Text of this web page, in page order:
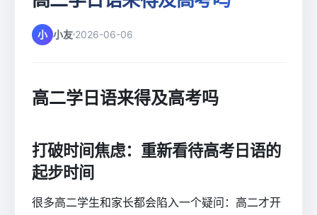
小 小友 2026-06-06
高二学日语来得及高考吗
打破时间焦虑：重新看待高考日语的
起步时间
很多高二学生和家长都会陷入一个疑问：高二才开